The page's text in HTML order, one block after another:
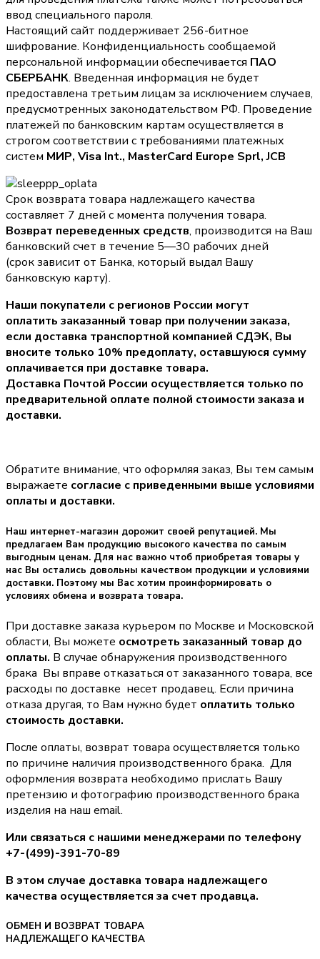
ввод специального пароля.
Настоящий сайт поддерживает 256-битное
шифрование. Конфиденциальность сообщаемой
персональной информации обеспечивается ПАО
СБЕРБАНК. Введенная информация не будет
предоставлена третьим лицам за исключением случаев,
предусмотренных законодательством РФ. Проведение
платежей по банковским картам осуществляется в
строгом соответствии с требованиями платежных
систем МИР, Visa Int., MasterCard Europe Sprl, JCB
Срок возврата товара надлежащего качества
составляет 7 дней с момента получения товара.
Возврат переведенных средств, производится на Ваш
банковский счет в течение 5—30 рабочих дней
(срок зависит от Банка, который выдал Вашу
банковскую карту).
Наши покупатели с регионов России могут
оплатить заказанный товар при получении заказа,
если доставка транспортной компанией СДЭК, Вы
вносите только 10% предоплату, оставшуюся сумму
оплачивается при доставке товара.
Доставка Почтой России осуществляется только по
предварительной оплате полной стоимости заказа и
доставки.
Обратите внимание, что оформляя заказ, Вы тем самым
выражаете согласие с приведенными выше условиями
оплаты и доставки.
Наш интернет-магазин дорожит своей репутацией. Мы
предлагаем Вам продукцию высокого качества по самым
выгодным ценам. Для нас важно чтоб приобретая товары у
нас Вы остались довольны качеством продукции и условиями
доставки. Поэтому мы Вас хотим проинформировать о
условиях обмена и возврата товара.
При доставке заказа курьером по Москве и Московской
области, Вы можете осмотреть заказанный товар до
оплаты. В случае обнаружения производственного
брака Вы вправе отказаться от заказанного товара, все
расходы по доставке несет продавец. Если причина
отказа другая, то Вам нужно будет оплатить только
стоимость доставки.
После оплаты, возврат товара осуществляется только
по причине наличия производственного брака. Для
оформления возврата необходимо прислать Вашу
претензию и фотографию производственного брака
изделия на наш email.
Или связаться с нашими менеджерами по телефону
+7-(499)-391-70-89
В этом случае доставка товара надлежащего
качества осуществляется за счет продавца.
ОБМЕН И ВОЗВРАТ ТОВАРА
НАДЛЕЖАЩЕГО КАЧЕСТВА